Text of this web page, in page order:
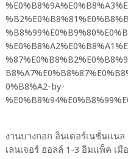
งานบางกอก อินเตอร์เนชั่นแน
เลนเจอร์ ฮอลล์ 1-3 อิมแพ็ค เ